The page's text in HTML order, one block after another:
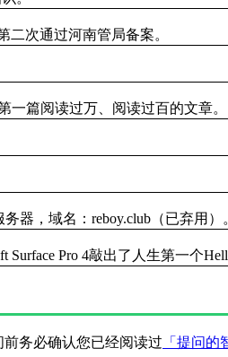
二次通过河南管局备案。
一篇阅读过万、阅读过百的文章。
器，域名：reboy.club（已弃用）
Surface Pro 4敲出了人生第一个
务必确认您已经阅读过 「提问的